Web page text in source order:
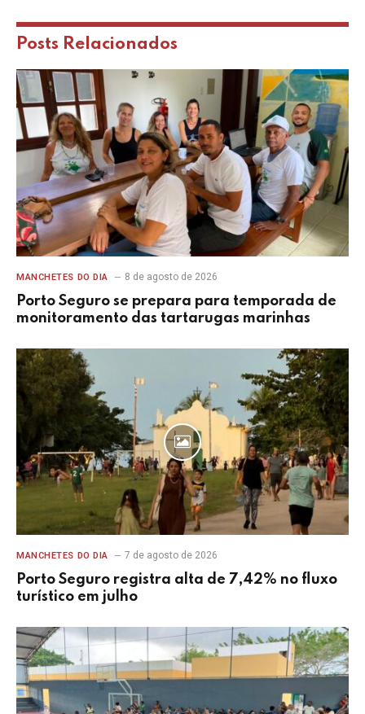
Posts Relacionados
MANCHETES DO DIA 8 de agosto de 2026
Porto Seguro se prepara para temporada de
monitoramento das tartarugas marinhas
MANCHETES DO DIA 7 de agosto de 2026
Porto Seguro registra alta de 7,42% no fluxo
turístico em julho